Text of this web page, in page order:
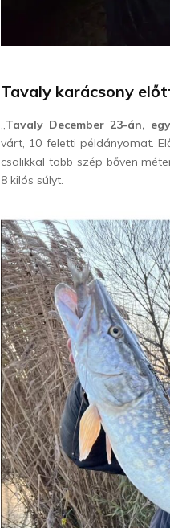
Tavaly karácsony
„Tavaly December 23-án,
várt, 10 feletti példányomat.
csalikkal több szép bőven
8 kilós súlyt.